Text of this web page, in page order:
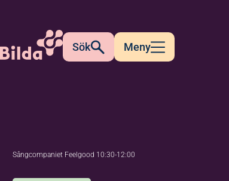
Sök Meny
Sångcompaniet Feelgood 10:30-12:00